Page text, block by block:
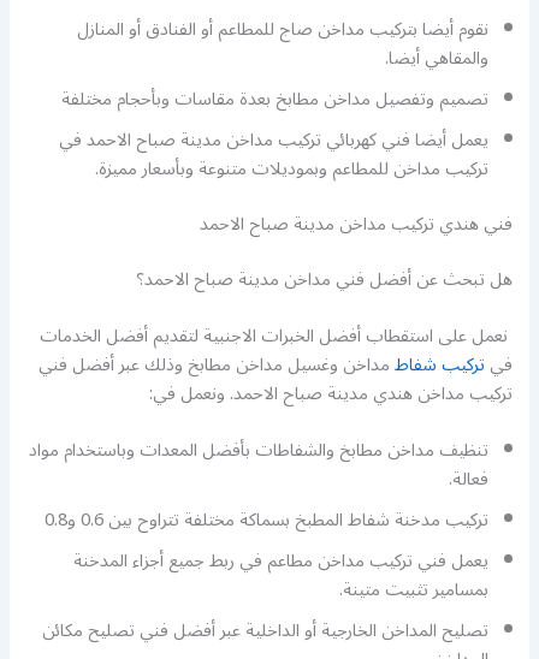
نقوم أيضا بتركيب مداخن صاج للمطاعم أو الفنادق أو المنازل
والمقاهي أيضا.
تصميم وتفصيل مداخن مطابخ بعدة مقاسات وبأحجام مختلفة
يعمل أيضا فني كهربائي تركيب مداخن مدينة صباح الاحمد في
تركيب مداخن للمطاعم وبموديلات متنوعة وبأسعار مميزة.
فني هندي تركيب مداخن مدينة صباح الاحمد
هل تبحث عن أفضل فني مداخن مدينة صباح الاحمد؟
نعمل على استقطاب أفضل الخبرات الاجنبية لتقديم أفضل الخدمات
فيتركيب شفاطمداخن وغسيل مداخن مطابخ وذلك عبر أفضل فني
تركيب مداخن هندي مدينة صباح الاحمد. ونعمل في:
تنظيف مداخن مطابخ والشفاطات بأفضل المعدات وباستخدام مواد
فعالة.
تركيب مدخنة شفاط المطبخ بسماكة مختلفة تتراوح بين 0.6 و0.8
يعمل فني تركيب مداخن مطاعم في ربط جميع أجزاء المدخنة
بمسامير تثبيت متينة.
تصليح المداخن الخارجية أو الداخلية عبر أفضل فني تصليح مكائن